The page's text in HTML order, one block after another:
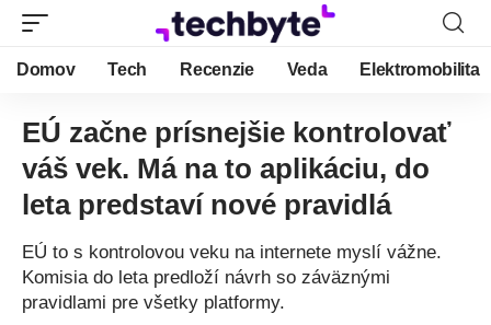
Domov Tech Recenzie Veda Elektromobilita
EÚ začne prísnejšie kontrolovať
váš vek. Má na to aplikáciu, do
leta predstaví nové pravidlá
EÚ to s kontrolovou veku na internete myslí vážne.
Komisia do leta predloží návrh so záväznými
pravidlami pre všetky platformy.